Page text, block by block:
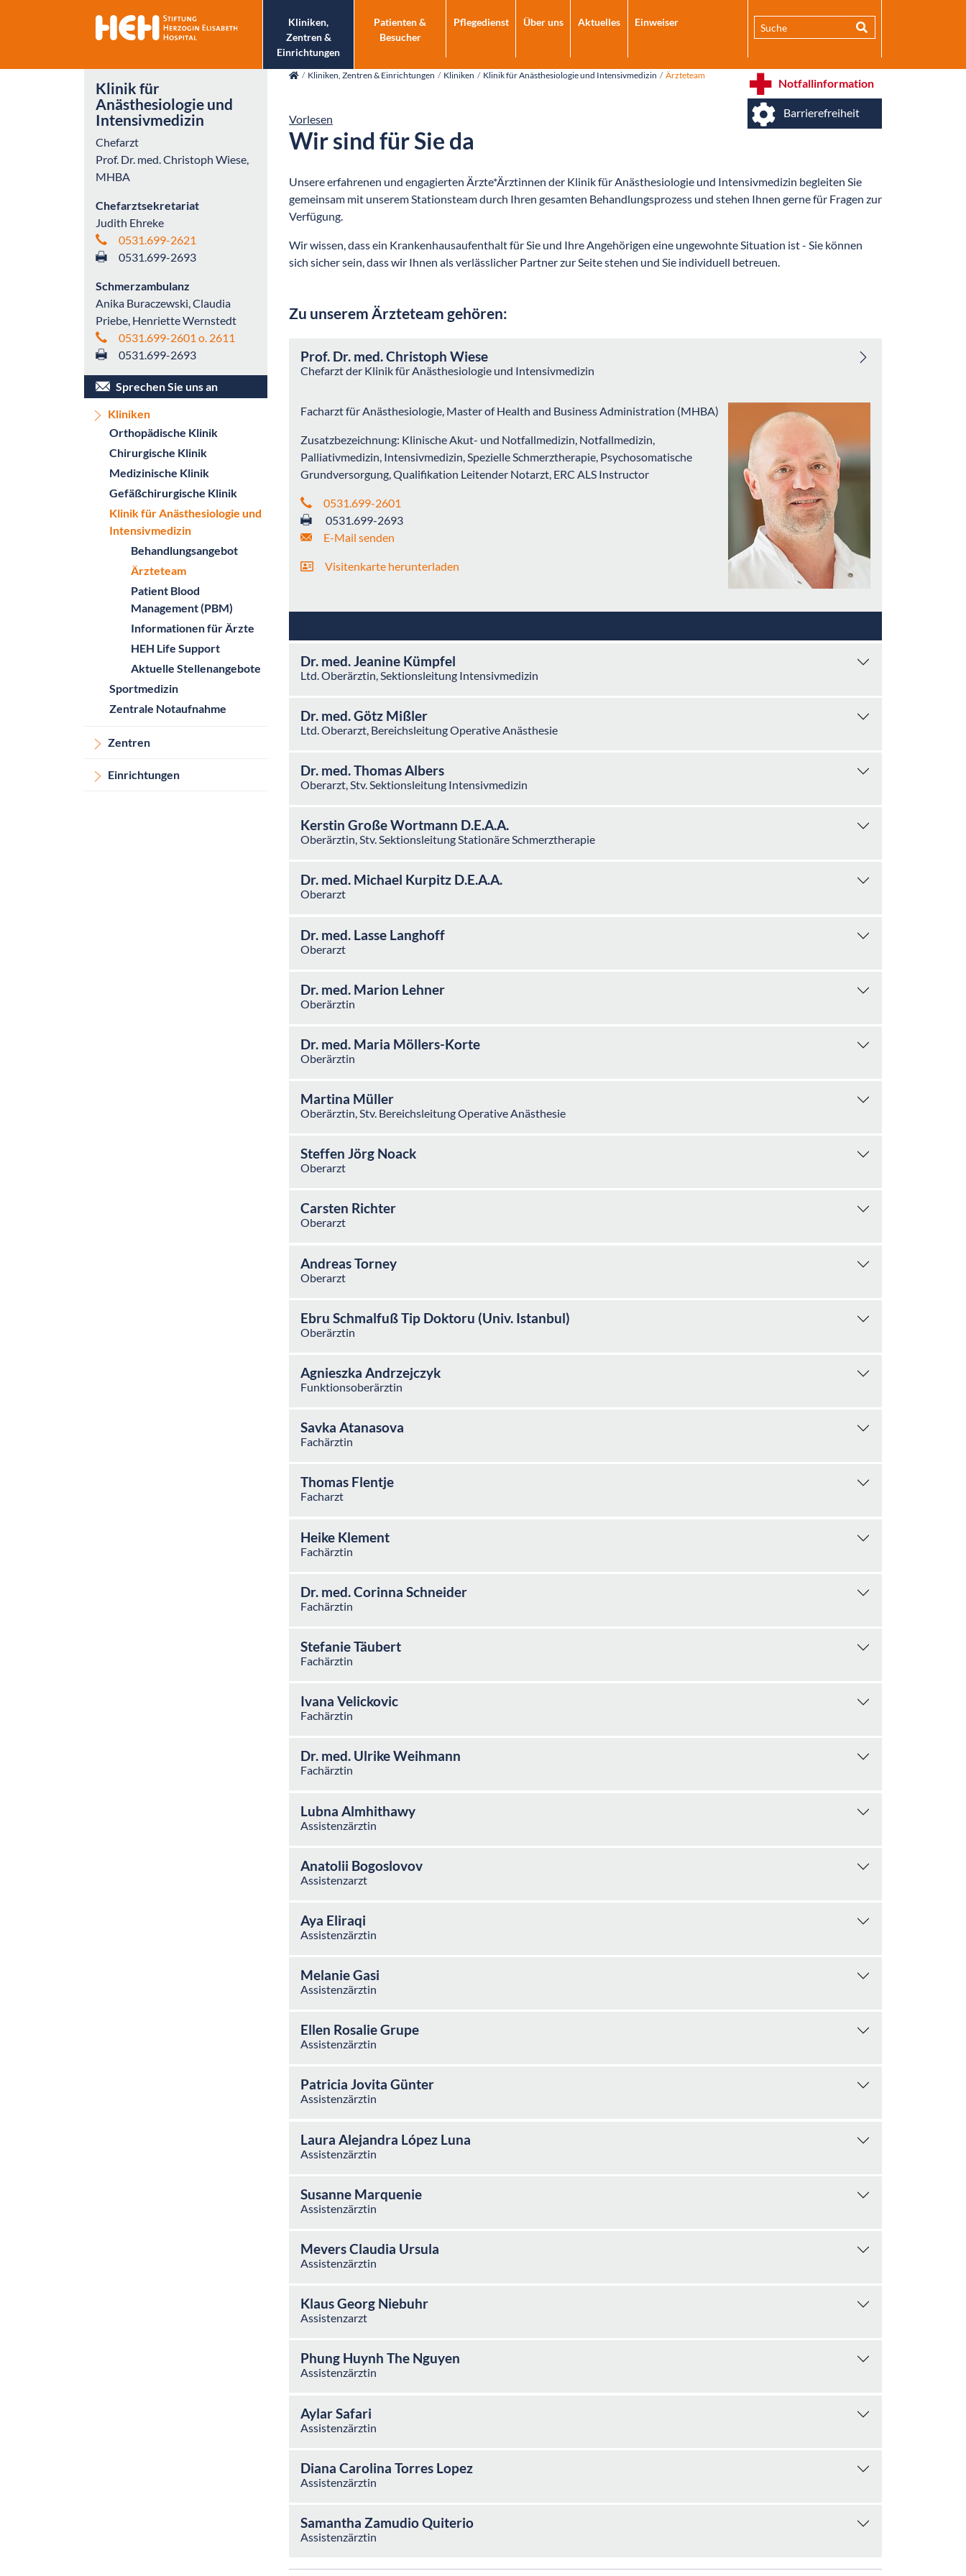
Kliniken,
Zentren &
Einrichtungen
Patienten &
Besucher
Pflegedienst Über uns Aktuelles Einweiser
Notfallinformation
Barrierefreiheit
Klinik für
Anästhesiologie und
Intensivmedizin
Chefarzt
Prof. Dr. med. Christoph Wiese,
MHBA
Chefarztsekretariat
Judith Ehreke
0531.699-2621
0531.699-2693
Schmerzambulanz
Anika Buraczewski, Claudia
Priebe, Henriette Wernstedt
0531.699-2601 o. 2611
0531.699-2693
Sprechen Sie uns an
Kliniken
Orthopädische Klinik
Chirurgische Klinik
Medizinische Klinik
Gefäßchirurgische Klinik
Klinik für Anästhesiologie und
Intensivmedizin
Behandlungsangebot
Ärzteteam
Patient Blood
Management (PBM)
Informationen für Ärzte
HEH Life Support
Aktuelle Stellenangebote
Sportmedizin
Zentrale Notaufnahme
Zentren
Einrichtungen
Kliniken, Zentren & Einrichtungen Kliniken Klinik für Anästhesiologie und Intensivmedizin Ärzteteam
Vorlesen
Wir sind für Sie da
Unsere erfahrenen und engagierten Ärzte*Ärztinnen der Klinik für Anästhesiologie und Intensivmedizin begleiten Sie
gemeinsam mit unserem Stationsteam durch Ihren gesamten Behandlungsprozess und stehen Ihnen gerne für Fragen zur
Verfügung.
Wir wissen, dass ein Krankenhausaufenthalt für Sie und Ihre Angehörigen eine ungewohnte Situation ist - Sie können
sich sicher sein, dass wir Ihnen als verlässlicher Partner zur Seite stehen und Sie individuell betreuen.
Zu unserem Ärzteteam gehören:
Prof. Dr. med. Christoph Wiese
Chefarzt der Klinik für Anästhesiologie und Intensivmedizin
Facharzt für Anästhesiologie, Master of Health and Business Administration (MHBA)
Zusatzbezeichnung: Klinische Akut- und Notfallmedizin, Notfallmedizin,
Palliativmedizin, Intensivmedizin, Spezielle Schmerztherapie, Psychosomatische
Grundversorgung, Qualifikation Leitender Notarzt, ERC ALS Instructor
0531.699-2601
0531.699-2693
E-Mail senden
Visitenkarte herunterladen
Dr. med. Jeanine Kümpfel
Ltd. Oberärztin, Sektionsleitung Intensivmedizin
Dr. med. Götz Mißler
Ltd. Oberarzt, Bereichsleitung Operative Anästhesie
Dr. med. Thomas Albers
Oberarzt, Stv. Sektionsleitung Intensivmedizin
Kerstin Große Wortmann D.E.A.A.
Oberärztin, Stv. Sektionsleitung Stationäre Schmerztherapie
Dr. med. Michael Kurpitz D.E.A.A.
Oberarzt
Dr. med. Lasse Langhoff
Oberarzt
Dr. med. Marion Lehner
Oberärztin
Dr. med. Maria Möllers-Korte
Oberärztin
Martina Müller
Oberärztin, Stv. Bereichsleitung Operative Anästhesie
Steffen Jörg Noack
Oberarzt
Carsten Richter
Oberarzt
Andreas Torney
Oberarzt
Ebru Schmalfuß Tip Doktoru (Univ. Istanbul)
Oberärztin
Agnieszka Andrzejczyk
Funktionsoberärztin
Savka Atanasova
Fachärztin
Thomas Flentje
Facharzt
Heike Klement
Fachärztin
Dr. med. Corinna Schneider
Fachärztin
Stefanie Täubert
Fachärztin
Ivana Velickovic
Fachärztin
Dr. med. Ulrike Weihmann
Fachärztin
Lubna Almhithawy
Assistenzärztin
Anatolii Bogoslovov
Assistenzarzt
Aya Eliraqi
Assistenzärztin
Melanie Gasi
Assistenzärztin
Ellen Rosalie Grupe
Assistenzärztin
Patricia Jovita Günter
Assistenzärztin
Laura Alejandra López Luna
Assistenzärztin
Susanne Marquenie
Assistenzärztin
Mevers Claudia Ursula
Assistenzärztin
Klaus Georg Niebuhr
Assistenzarzt
Phung Huynh The Nguyen
Assistenzärztin
Aylar Safari
Assistenzärztin
Diana Carolina Torres Lopez
Assistenzärztin
Samantha Zamudio Quiterio
Assistenzärztin